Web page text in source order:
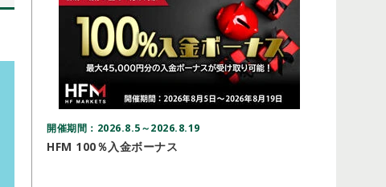
開催期間：2026.8.5～2026.8.19
HFM 100％入金ボーナス